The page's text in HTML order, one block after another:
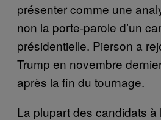
présenter comme une
non la porte-parole d’un
présidentielle. Pierson a
Trump en novembre
après la fin du tournage.
La plupart des candidats à